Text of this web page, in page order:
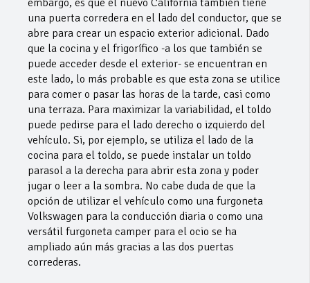
una puerta corredera en el lado del conductor, que se
abre para crear un espacio exterior adicional. Dado
que la cocina y el frigorífico -a los que también se
puede acceder desde el exterior- se encuentran en
este lado, lo más probable es que esta zona se utilice
para comer o pasar las horas de la tarde, casi como
una terraza. Para maximizar la variabilidad, el toldo
puede pedirse para el lado derecho o izquierdo del
vehículo. Si, por ejemplo, se utiliza el lado de la
cocina para el toldo, se puede instalar un toldo
parasol a la derecha para abrir esta zona y poder
jugar o leer a la sombra. No cabe duda de que la
opción de utilizar el vehículo como una furgoneta
Volkswagen para la conducción diaria o como una
versátil furgoneta camper para el ocio se ha
ampliado aún más gracias a las dos puertas
correderas.